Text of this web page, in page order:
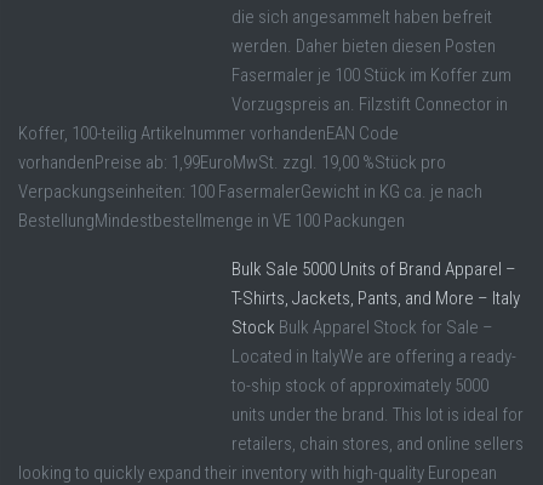
die sich angesammelt haben befreit
werden. Daher bieten diesen Posten
Fasermaler je 100 Stück im Koffer zum
Vorzugspreis an. Filzstift Connector in
Koffer, 100-teilig Artikelnummer vorhandenEAN Code
vorhandenPreise ab: 1,99EuroMwSt. zzgl. 19,00 %Stück pro
Verpackungseinheiten: 100 FasermalerGewicht in KG ca. je nach
BestellungMindestbestellmenge in VE 100 Packungen
Bulk Sale 5000 Units of Brand Apparel –
T-Shirts, Jackets, Pants, and More – Italy
Stock Bulk Apparel Stock for Sale –
Located in ItalyWe are offering a ready-
to-ship stock of approximately 5000
units under the brand. This lot is ideal for
retailers, chain stores, and online sellers
looking to quickly expand their inventory with high-quality European